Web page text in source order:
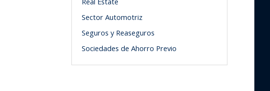
Sector Automotriz
Seguros y Reaseguros
Sociedades de Ahorro Previo